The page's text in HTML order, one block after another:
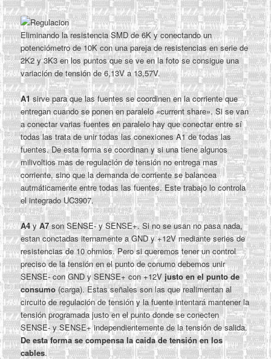
Eliminando la resistencia SMD de 6K y conectando un
potenciómetro de 10K con una pareja de resistencias en serie de
2K2 y 3K3 en los puntos que se ve en la foto se consigue una
variación de tensión de 6,13V a 13,57V.
A1sirve para que las fuentes se coordinen en la corriente que
entregan cuando se ponen en paralelo «current share». Si se van
a conectar varias fuentes en paralelo hay que conectar entre sí
todas las trata de unir todas las conexiones A1 de todas las
fuentes. De esta forma se coordinan y si una tiene algunos
milivoltios mas de regulación de tensión no entrega mas
corriente, sino que la demanda de corriente se balancea
autmáticamente entre todas las fuentes. Este trabajo lo controla
el integrado UC3907.
A4yA7son SENSE- y SENSE+. Si no se usan no pasa nada,
estan conctadas iternamente a GND y +12V mediante series de
resistencias de 10 ohmios. Pero si queremos tener un control
preciso de la tensión en el punto de conumo debemos unir
SENSE- con GND y SENSE+ con +12Vjusto en el punto de
consumo(carga). Estas señales son las que realimentan al
circuito de regulación de tensión y la fuente intentará mantener la
tensión programada justo en el punto donde se conecten
SENSE- y SENSE+ independientemente de la tensión de salida.
De esta forma se compensa la caida de tensión en los
cables.